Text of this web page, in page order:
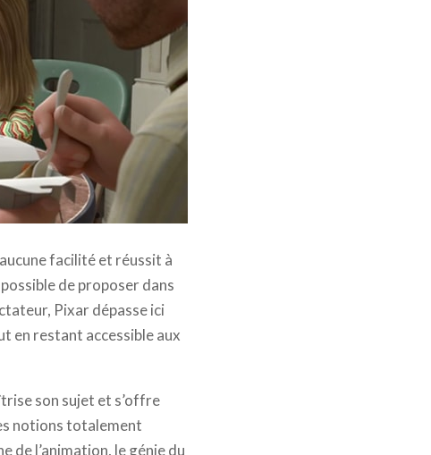
facilité et réussit à
de proposer dans
Pixar dépasse ici
en restant accessible aux
son sujet et s’offre
notions totalement
de l’animation, le génie du